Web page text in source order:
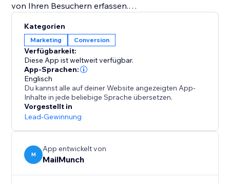
von Ihren Besuchern erfassen.
Targeting auf Seitenebene.
Unser Targeting auf Seitenebene ermöglicht es Ihnen,
Opt-in-Formulare nur auf bestimmten Seiten
anzuzeigen. So können Sie extrem zielgerichtete
Listen mit E-Mail-Adressen von Ihren Shop-
Besuchern erstellen.
Entry/Exit-Technologie.
Unsere Entry- und Exit-Popup-Technologie erkennt
Moment an, in dem sie Ihre Website verlassen wollen.
Das ist eine tolle Möglichkeit, COUPONS anzubieten.
Kategorien
Marketing Conversion
Verfügbarkeit:
Diese App ist weltweit verfügbar.
App-Sprachen:
Englisch
Du kannst alle auf deiner Website angezeigten App-
Inhalte in jede beliebige Sprache übersetzen.
Vorgestellt in
Lead-Gewinnung
M
App entwickelt von
MailMunch